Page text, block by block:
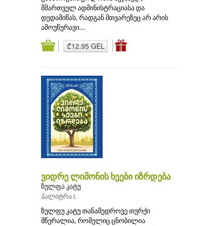
მმართველ ადმინისტრაციასა და
დედამიწას, რადგან მთვარეზეც არ არის
ამოუწურავი...
₾12.95 GEL
ვიდრე ლიმონის ხეები იზრდება
ზულფა კატუ
პალიტრა L
ზულფუ კატუ თანამედროვე თურქი
მწერალია, რომელიც ცნობილია